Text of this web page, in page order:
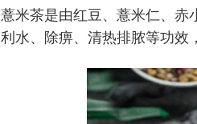
米茶是由红豆、薏米仁、
水、除痹、清热排脓等功效